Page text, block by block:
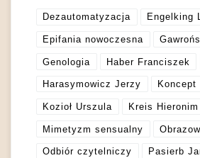
Dezautomatyzacja Engelking
Epifania nowoczesna
Genologia Haber Franciszek
Harasymowicz Jerzy Koncept
Kozioł Urszula Kreis Hieronim
Mimetyzm sensualny
Odbiór czytelniczy Pasierb